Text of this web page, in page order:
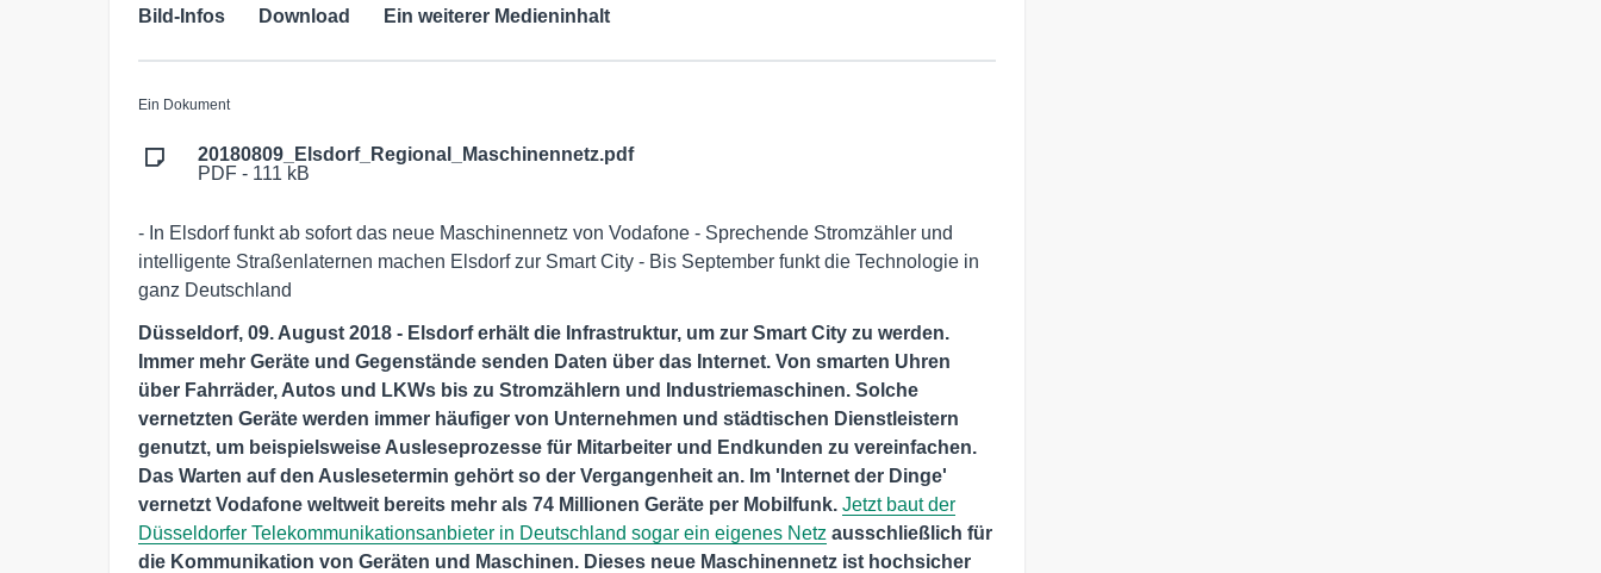
Bild-Infos Download Ein weiterer Medieninhalt
Ein Dokument
20180809_Elsdorf_Regional_Maschinennetz.pdf
PDF - 111 kB
- In Elsdorf funkt ab sofort das neue Maschinennetz von Vodafone - Sprechende Stromzähler und
intelligente Straßenlaternen machen Elsdorf zur Smart City - Bis September funkt die Technologie in
ganz Deutschland
Düsseldorf, 09. August 2018 - Elsdorf erhält die Infrastruktur, um zur Smart City zu werden.
Immer mehr Geräte und Gegenstände senden Daten über das Internet. Von smarten Uhren
über Fahrräder, Autos und LKWs bis zu Stromzählern und Industriemaschinen. Solche
vernetzten Geräte werden immer häufiger von Unternehmen und städtischen Dienstleistern
genutzt, um beispielsweise Ausleseprozesse für Mitarbeiter und Endkunden zu vereinfachen.
Das Warten auf den Auslesetermin gehört so der Vergangenheit an. Im 'Internet der Dinge'
vernetzt Vodafone weltweit bereits mehr als 74 Millionen Geräte per Mobilfunk. Jetzt baut der
Düsseldorfer Telekommunikationsanbieter in Deutschland sogar ein eigenes Netz ausschließlich für
die Kommunikation von Geräten und Maschinen. Dieses neue Maschinennetz ist hochsicher